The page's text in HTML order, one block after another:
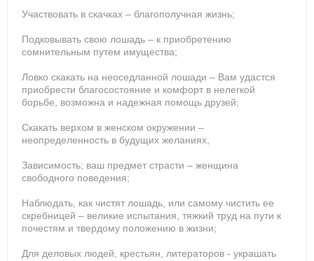
Участвовать в скачках – благополучная жизнь;
Подковывать свою лошадь – к приобретению
сомнительным путем имущества;
Ловко скакать на неоседланной лошади – Вам удастся
приобрести благосостояние и комфорт в нелегкой
борьбе, возможна и надежная помощь друзей;
Скакать верхом в женском окружении –
неопределенность в будущих желаниях,
Зависимость; ваш предмет страсти – женщина
свободного поведения;
Наблюдать, как чистят лошадь, или самому чистить ее
скребницей – великие испытания, тяжкий труд на пути к
почестям и твердому положению в жизни;
Для деловых людей, крестьян, литераторов - украшать